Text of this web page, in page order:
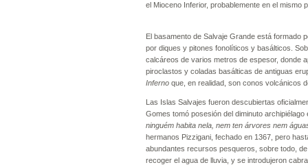
el Mioceno Inferior, probablemente
El basamento de Salvaje Grande está formado
por diques y pitones fonolíticos y basálticos.
calcáreos de varios metros de espesor, donde
piroclastos y coladas basálticas de antiguas
Inferno que, en realidad, son conos volcánicos
Las Islas Salvajes fueron descubiertas
Gomes tomó posesión del diminuto
ninguém habita nela, nem ten árvores nem
hermanos Pizzigani, fechado en 1367, pero
abundantes recursos pesqueros, sobre todo,
recoger el agua de lluvia, y se introdujeron